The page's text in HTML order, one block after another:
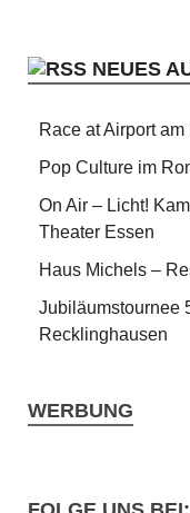
NEUES
Race at Airport
Pop Culture im
On Air – Licht!
Theater Essen
Haus Michels –
Jubiläumstournee
Recklinghausen
WERBUNG